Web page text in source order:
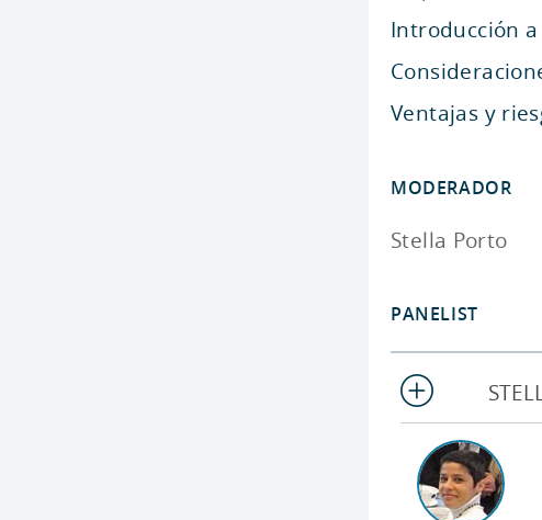
Introducción
Ventajas y
MODERADOR
Stella Porto
PANELIST